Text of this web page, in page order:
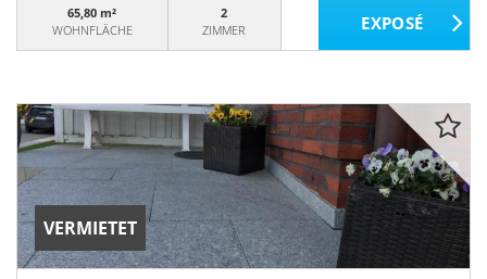
65,80 m²
WOHNFLÄCHE
2
ZIMMER
VERMIETET